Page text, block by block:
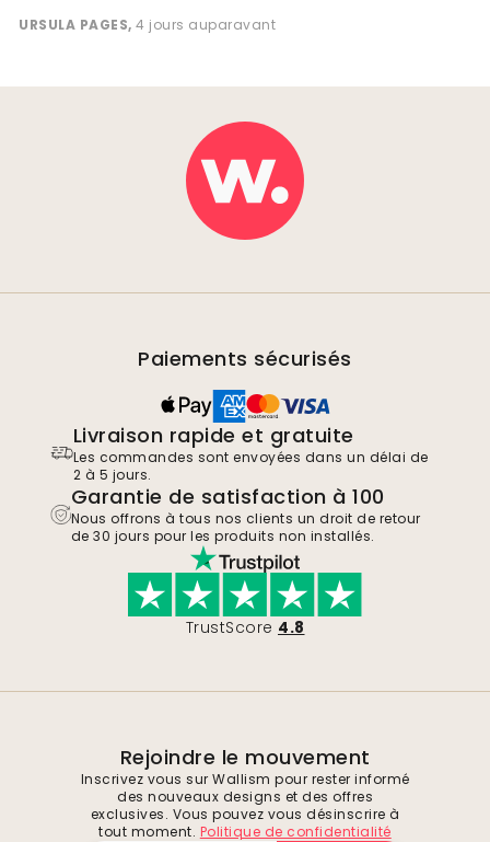
URSULA PAGES, 4 jours auparavant
Paiements sécurisés
Livraison rapide et gratuite
Les commandes sont envoyées dans un délai de
2 à 5 jours.
Garantie de satisfaction à 100
Nous offrons à tous nos clients un droit de retour
de 30 jours pour les produits non installés.
TrustScore 4.8
Rejoindre le mouvement
Inscrivez vous sur Wallism pour rester informé
des nouveaux designs et des offres
exclusives. Vous pouvez vous désinscrire à
tout moment. Politique de confidentialité